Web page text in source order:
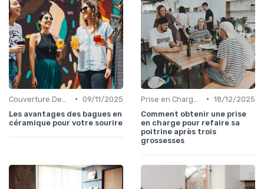
• 09/11/2025
Les avantages des bagues en
céramique pour votre sourire
• 18/12/2025
Comment obtenir une prise
en charge pour refaire sa
poitrine après trois
grossesses